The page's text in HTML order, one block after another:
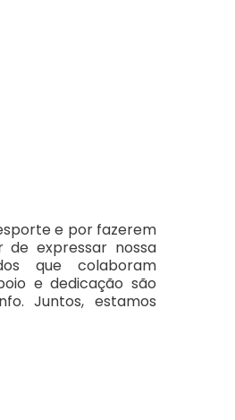
e por fazerem
de expressar nossa
que colaboram
e dedicação são
Juntos, estamos